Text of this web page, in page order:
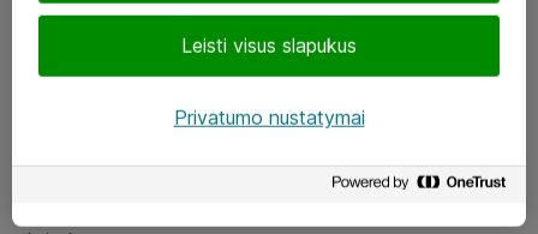
LinkedIn
Leisti visus slapukus
Privatumo nustatymai